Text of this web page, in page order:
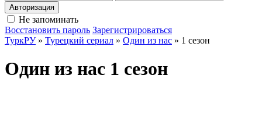
Авторизация
Не запоминать
Восстановить пароль Зарегистрироваться
ТуркРУ» Турецкий сериал » Один из нас » 1 сезон
Один из нас 1 сезон